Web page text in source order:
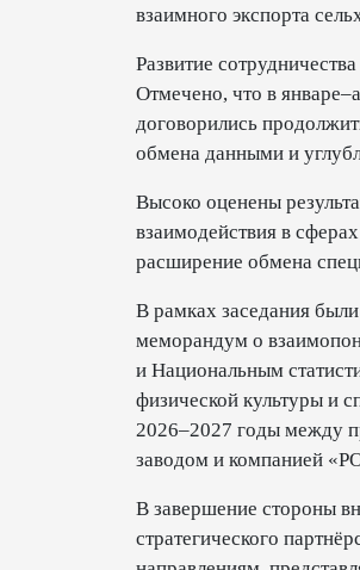
взаимного экспорта
Развитие
Отмечено, что в
договорились
обмена данными и
Высоко оценены
взаимодействия в
расширение обмена
В рамках заседания
меморандум о
и Национальным
физической культуры и
2026–2027 годы между
заводом и компанией
В завершение стороны
стратегического